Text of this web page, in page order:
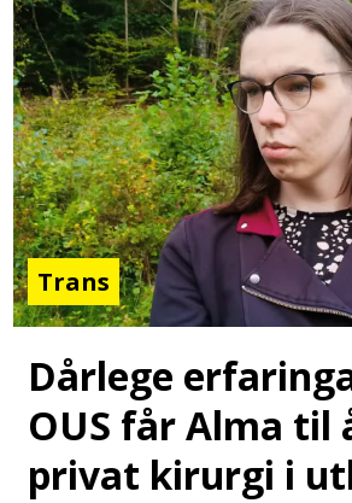
Trans
Dårlege
OUS får Alma til
privat kirurgi i